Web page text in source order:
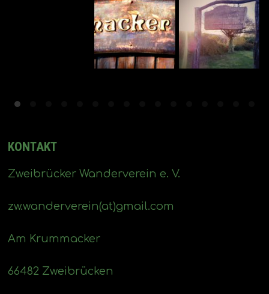
KONTAKT
Zweibrücker Wanderverein e. V.
zw.wanderverein(at)gmail.com
Am Krummacker
66482 Zweibrücken